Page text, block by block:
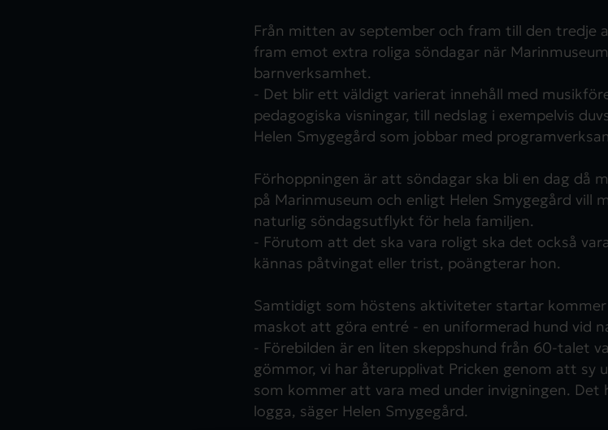
Från mitten av september och fram till den tredje
fram emot extra roliga söndagar när
barnverksamhet.
- Det blir ett väldigt varierat innehåll med
pedagogiska visningar, till nedslag i exempelvis
Helen Smygegård som jobbar med
Förhoppningen är att söndagar ska bli en dag då
på Marinmuseum och enligt Helen Smygegård vill
naturlig söndagsutflykt för hela familjen.
- Förutom att det ska vara roligt ska det också
kännas påtvingat eller trist, poängterar hon.
Samtidigt som höstens aktiviteter startar kommer
maskot att göra entré - en uniformerad hund vid
- Förebilden är en liten skeppshund från 60-talet
gömmor, vi har återupplivat Pricken genom att sy
som kommer att vara med under invigningen. Det
logga, säger Helen Smygegård.